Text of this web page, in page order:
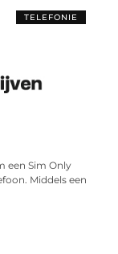
TELEFONIE
een Sim Only
Middels een